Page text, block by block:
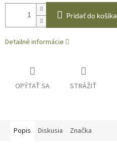
Pridať do košíka
Detailné informácie
OPÝTAŤ SA STRÁŽIŤ
Popis Diskusia Značka